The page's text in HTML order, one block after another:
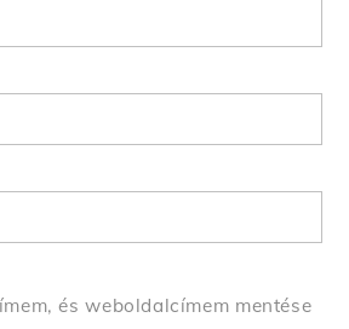
és weboldalcímem mentése